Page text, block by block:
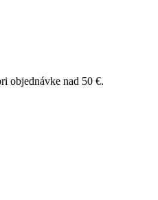
objednávke nad 50 €.